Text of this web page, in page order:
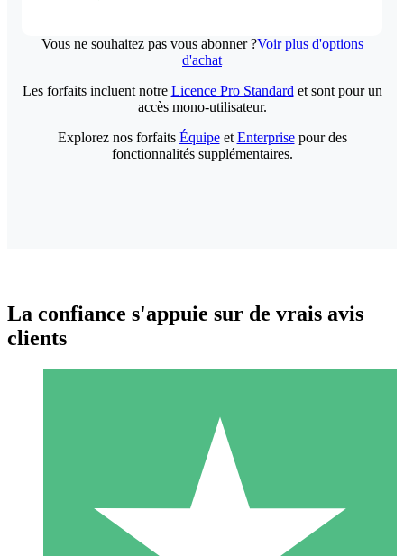
Vous ne souhaitez pas vous abonner ?Voir plus d'options
d'achat
Packs de Crédits Individuels
Payez à l'utilisation avec des crédits de téléchargement. Sans
Les forfaits incluent notre Licence Pro Standard et sont pour un
accès mono-utilisateur.
Explorez nos forfaits Équipeet Enterprisepour des
fonctionnalités supplémentaires.
La confiance s'appuie sur de vrais avis
clients